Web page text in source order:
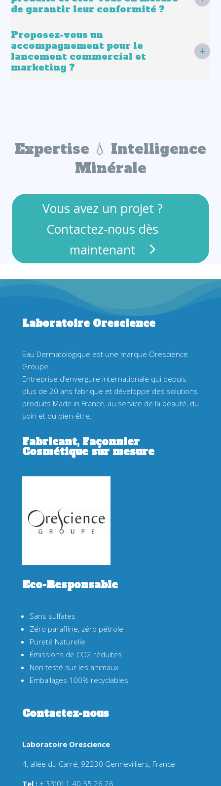
de garantir leur conformité ?
Proposez-vous un
accompagnement pour le
lancement commercial et
marketing ?
Expertise 💧 Intelligence
Minérale
Vous avez un projet ?
Contactez-nous dès
maintenant
Laboratoire Orescience
Eau Dermatologique est une marque Orescience
Groupe.
Entreprise d’envergure internationale qui depuis
plus de 20 ans fabrique et développe des solutions
produits Made in France, au service de la beauté, du
soin et du bien-être.
Fabricant, Façonnier
Cosmétique sur mesure
Eco-Responsable
Sans sulfates
Zéro paraffine, zéro pétrole
Pureté Naturelle
Émissions de CO2 réduites
Non testé sur les animaux
Emballages 100% recyclables
Contactez-nous
Laboratoire Orescience
4, allée du Carré, 92230 Gennevilliers, France
Tel :+ 33(0) 1 40 55 26 26